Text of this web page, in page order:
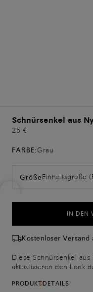
Schnürsenkel aus
25 €
FARBE:Grau
GrößeEinheitsgröße
IN DEN
Kostenloser
Diese Schnürsenkel
aktualisieren den Look
PRODUKTDETAILS